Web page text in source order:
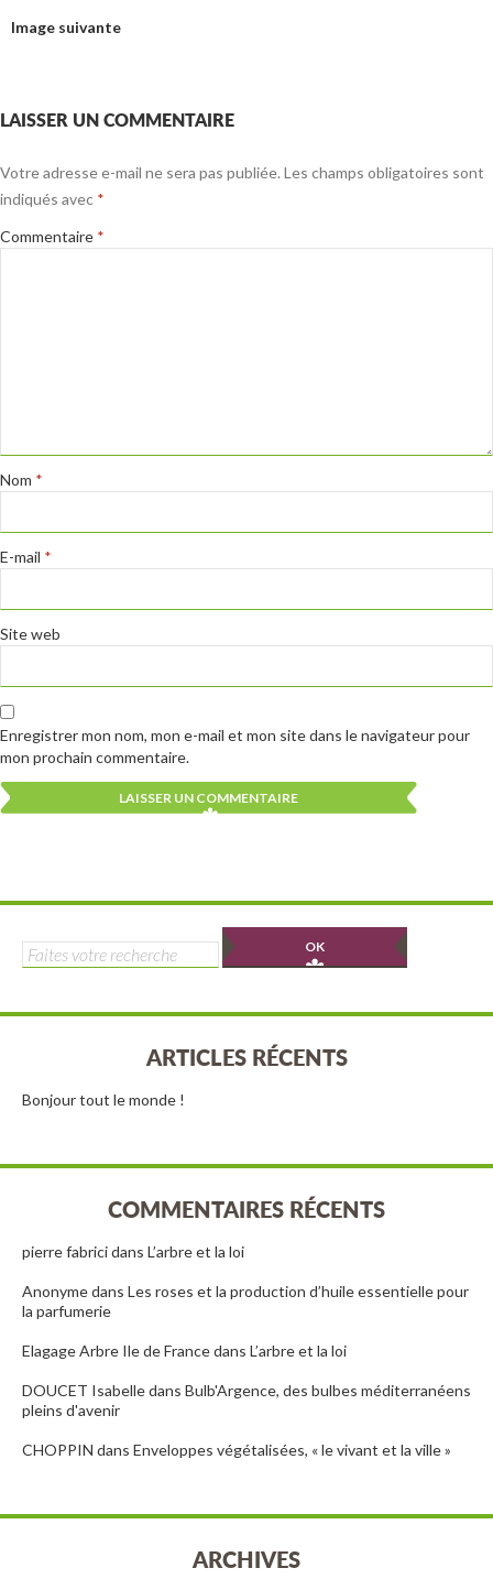
Image suivante
LAISSER UN COMMENTAIRE
Votre adresse e-mail ne sera pas publiée. Les champs obligatoires sont
indiqués avec *
Commentaire *
Nom *
E-mail *
Site web
Enregistrer mon nom, mon e-mail et mon site dans le navigateur pour
mon prochain commentaire.
Rechercher :
ARTICLES RÉCENTS
Bonjour tout le monde !
COMMENTAIRES RÉCENTS
pierre fabricidans L’arbre et la loi
Anonymedans Les roses et la production d’huile essentielle pour
la parfumerie
Elagage Arbre Ile de Francedans L’arbre et la loi
DOUCET Isabelledans Bulb'Argence, des bulbes méditerranéens
pleins d'avenir
CHOPPIN dans Enveloppes végétalisées, « le vivant et la ville »
ARCHIVES